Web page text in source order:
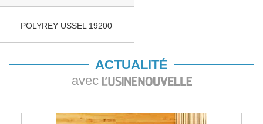
POLYREY USSEL 19200
ACTUALITÉ
avec